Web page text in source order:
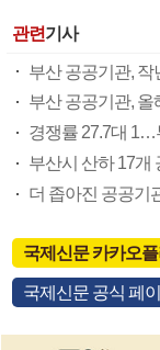
관련기사
부산 공공기관,
부산 공공기관,
경쟁률 27.7대 1…
부산시 산하 17개
더 좁아진 공공기
국제신문 카카오
국제신문 공식 페